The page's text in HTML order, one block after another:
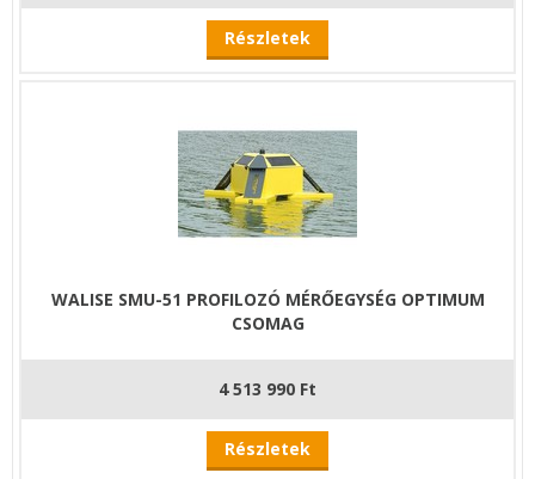
Részletek
WALISE SMU-51 PROFILOZÓ MÉRŐEGYSÉG OPTIMUM
CSOMAG
4 513 990 Ft
Részletek